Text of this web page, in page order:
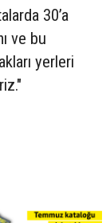
30’a
ve bu
yerleri